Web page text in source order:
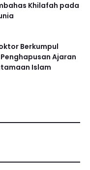
Khilafah pada
Berkumpul
Ajaran
Islam